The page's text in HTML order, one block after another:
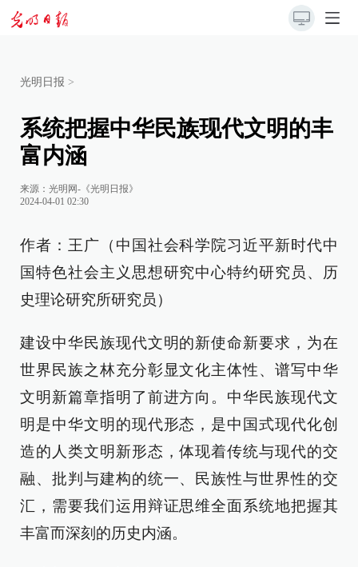
光明日报 >
系统把握中华民族现代文明的丰
富内涵
来源： 光明网-《光明日报》
2024-04-01 02:30
作者：王广（中国社会科学院习近平新时代中
国特色社会主义思想研究中心特约研究员、历
史理论研究所研究员）
建设中华民族现代文明的新使命新要求，为在
世界民族之林充分彰显文化主体性、谱写中华
文明新篇章指明了前进方向。中华民族现代文
明是中华文明的现代形态，是中国式现代化创
造的人类文明新形态，体现着传统与现代的交
融、批判与建构的统一、民族性与世界性的交
汇，需要我们运用辩证思维全面系统地把握其
丰富而深刻的历史内涵。